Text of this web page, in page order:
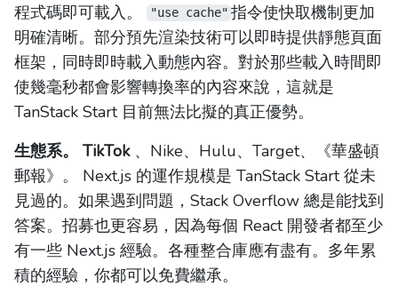
程式碼即可載入。
"use cache" 指令使快取機制更加
明確清晰。部分預先渲染技術可以即時提供靜態頁面
框架，同時即時載入動態內容。對於那些載入時間即
使幾毫秒都會影響轉換率的內容來說，這就是
TanStack Start 目前無法比擬的真正優勢。
生態系。 TikTok、Nike、Hulu、Target、《華盛頓
郵報》。 Next.js 的運作規模是 TanStack Start 從未
見過的。如果遇到問題，Stack Overflow 總是能找到
答案。招募也更容易，因為每個 React 開發者都至少
有一些 Next.js 經驗。各種整合庫應有盡有。多年累
積的經驗，你都可以免費繼承。